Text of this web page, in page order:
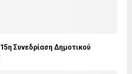
Συνεδρίαση Δημοτικού